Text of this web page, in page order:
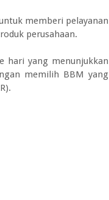
memberi pelayanan
perusahaan.
hari yang menunjukkan
memilih BBM yang